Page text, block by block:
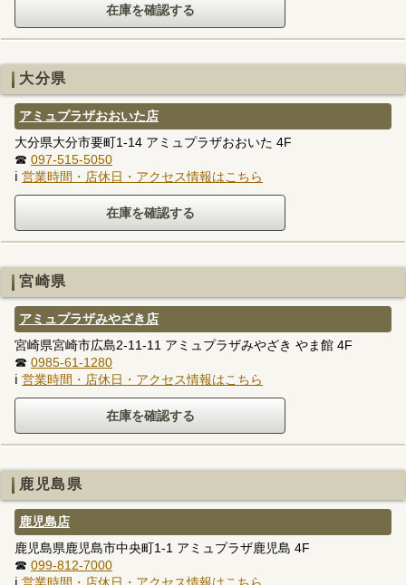
大分県
アミュプラザおおいた店
大分県大分市要町1-14 アミュプラザおおいた 4F
☎ 097-515-5050
ℹ 営業時間・店休日・アクセス情報はこちら
宮崎県
アミュプラザみやざき店
宮崎県宮崎市広島2-11-11 アミュプラザみやざき やま館 4F
☎ 0985-61-1280
ℹ 営業時間・店休日・アクセス情報はこちら
鹿児島県
鹿児島店
鹿児島県鹿児島市中央町1-1 アミュプラザ鹿児島 4F
☎ 099-812-7000
ℹ 営業時間・店休日・アクセス情報はこちら